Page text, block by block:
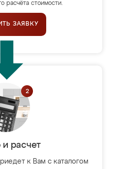
расчёта стоимости.
ЗАЯВКУ
расчет
к Вам с каталогом